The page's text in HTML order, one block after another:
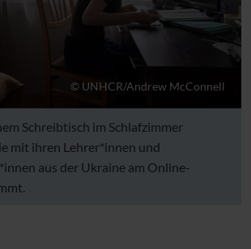
© UNHCR/Andrew McConnell
Schreibtisch im Schlafzimmer
mit ihren Lehrer*innen und
aus der Ukraine am Online-